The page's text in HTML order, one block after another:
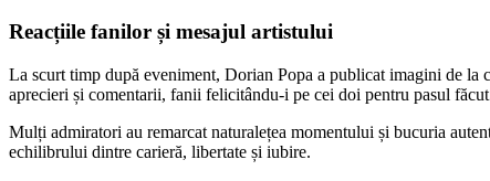
Reacțiile fanilor și mesajul artistului
La scurt timp după eveniment, Dorian Popa a publicat imagini de la
aprecieri și comentarii, fanii felicitându-i pe cei doi pentru pasul
Mulți admiratori au remarcat naturalețea momentului și bucuria
echilibrului dintre carieră, libertate și iubire.